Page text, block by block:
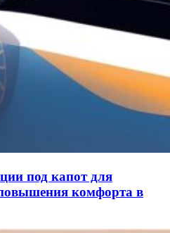
под капот для
комфорта в